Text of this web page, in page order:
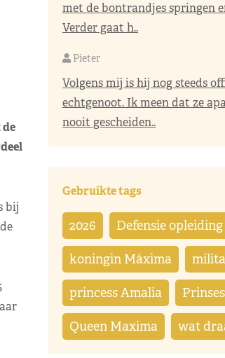
bij
met de bontrandjes springen
Verder gaat h..
Pieter
Volgens mij is hij nog steeds
echtgenoot. Ik meen dat ze
nooit gescheiden..
Gebruikte tags
2026 Defensie
koningin Máxima
princess Amalia
Queen Maxima wat